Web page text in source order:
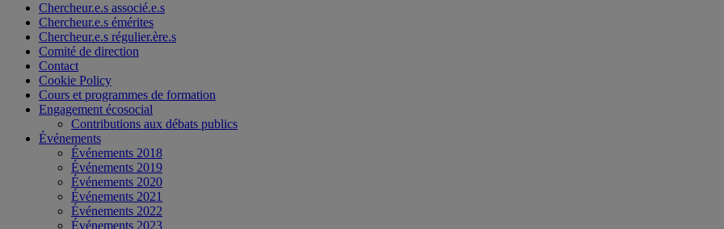
Chercheur.e.s associé.e.s
Chercheur.e.s émérites
Chercheur.e.s régulier.ère.s
Comité de direction
Contact
Cookie Policy
Cours et programmes de formation
Engagement écosocial
Contributions aux débats publics
Événements
Événements 2018
Événements 2019
Événements 2020
Événements 2021
Événements 2022
Événements 2023